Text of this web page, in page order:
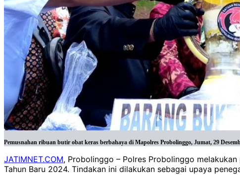
Pemusnahan ribuan butir obat keras berbahaya di Mapolres Probolinggo, Jumat, 29
JATIMNET.COM, Probolinggo – Polres Probolinggo
Tahun Baru 2024. Tindakan ini dilakukan sebagai upaya